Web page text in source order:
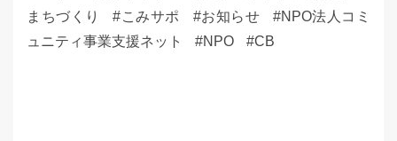
まちづくり
こみサポ お知らせ
NPO法人コミ
ュニティ事業支援ネット
NPO CB